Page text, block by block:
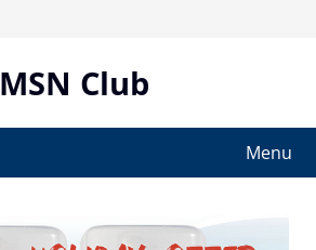
MSN Club
Menu